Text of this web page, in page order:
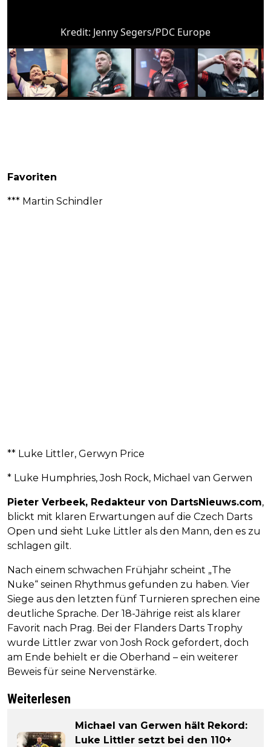
Kredit: Jenny Segers/PDC Europe
Favoriten
*** Martin Schindler
** Luke Littler, Gerwyn Price
* Luke Humphries, Josh Rock, Michael van Gerwen
Pieter Verbeek, Redakteur von DartsNieuws.com,
blickt mit klaren Erwartungen auf die Czech Darts
Open und sieht Luke Littler als den Mann, den es zu
schlagen gilt.
Nach einem schwachen Frühjahr scheint „The
Nuke“ seinen Rhythmus gefunden zu haben. Vier
Siege aus den letzten fünf Turnieren sprechen eine
deutliche Sprache. Der 18-Jährige reist als klarer
Favorit nach Prag. Bei der Flanders Darts Trophy
wurde Littler zwar von Josh Rock gefordert, doch
am Ende behielt er die Oberhand – ein weiterer
Beweis für seine Nervenstärke.
Weiterlesen
Michael van Gerwen hält Rekord:
Luke Littler setzt bei den 110+